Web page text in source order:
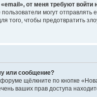
от меня требуют войти
пользователи могут
того, чтобы предотвратить
или сообщение?
щёлкните по кнопке
ваших прав доступа